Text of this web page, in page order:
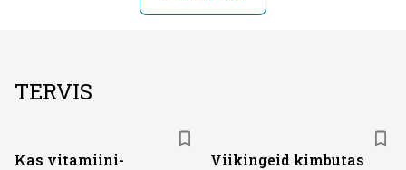
TERVIS
Kas vitamiini­
Viikingeid kimbutas